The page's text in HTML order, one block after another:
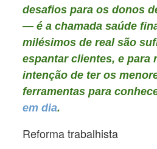
desafios para os donos
— é a chamada saúde
milésimos de real são
espantar clientes, e para
intenção de ter os
ferramentas para
em dia.
Reforma trabalhista